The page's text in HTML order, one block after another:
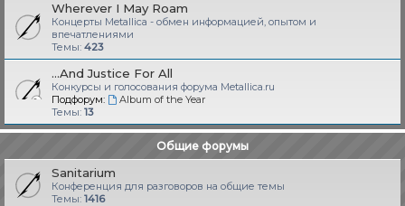
Wherever I May Roam
Концерты Metallica - обмен информацией, опытом и
впечатлениями
Темы: 423
...And Justice For All
Конкурсы и голосования форума Metallica.ru
Подфорум:
Album of the Year
Темы: 13
Общие форумы
Sanitarium
Конференция для разговоров на общие темы
Темы: 1416